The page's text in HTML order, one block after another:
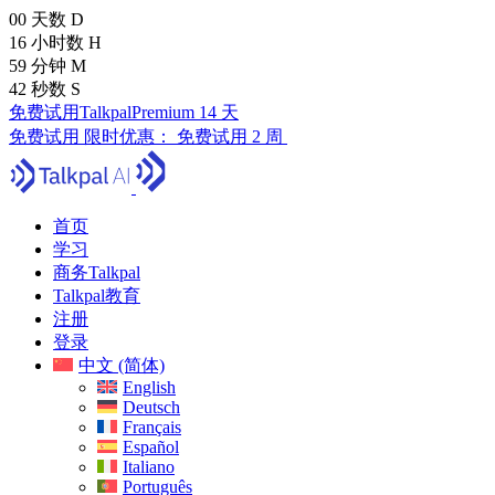
00 天数 D
16 小时数 H
59 分钟 M
41 秒数 S
免费试用TalkpalPremium 14 天
免费试用 限时优惠： 免费试用 2 周
首页
学习
商务Talkpal
Talkpal教育
注册
登录
中文 (简体)
English
Deutsch
Français
Español
Italiano
Português